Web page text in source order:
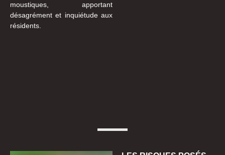
moustiques, apportant
désagrément et inquiétude aux
résidents.